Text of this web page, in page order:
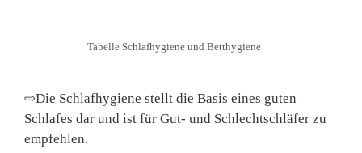
Tabelle Schlafhygiene und Betthygiene
⇨Die Schlafhygiene stellt die Basis eines guten
Schlafes dar und ist für Gut- und Schlechtschläfer zu
empfehlen.